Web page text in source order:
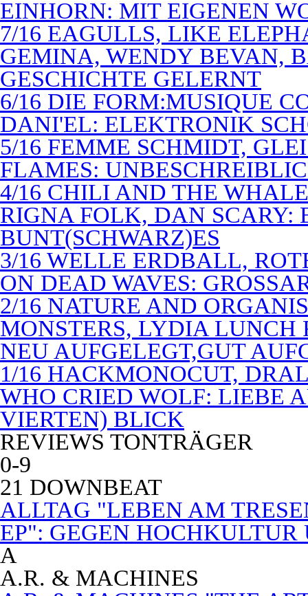
EINHORN: MIT EIGENEN
7/16 EAGULLS, LIKE
GEMINA, WENDY BEVAN,
GESCHICHTE GELERNT
6/16 DIE FORM:MUSIQUE
DANI'EL: ELEKTRONIK
5/16 FEMME SCHMIDT,
FLAMES:
4/16 CHILI AND THE
RIGNA FOLK, DAN SCARY:
BUNT(SCHWARZ)ES
3/16 WELLE ERDBALL,
ON DEAD WAVES:
2/16 NATURE AND
MONSTERS, LYDIA LUNCH
NEU AUFGELEGT,GUT
1/16 HACKMONOCUT,
WHO CRIED WOLF: LIEBE
VIERTEN) BLICK
REVIEWS TONTRÄGER
0-9
21 DOWNBEAT
ALLTAG "LEBEN AM
EP": GEGEN
A
A.R. & MACHINES